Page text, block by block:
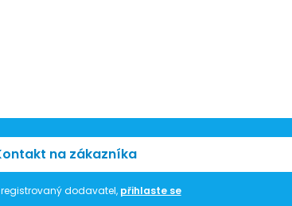
na zákazníka
registrovaný dodavatel, přihlaste se